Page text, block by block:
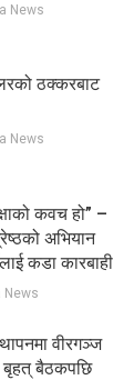
News
ठक्करबाट
News
कवच हो” –
अभियान
कडा कारबाही
वीरगञ्ज
बृहत् बैठकपछि